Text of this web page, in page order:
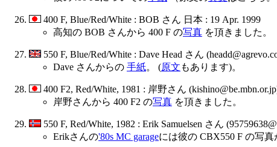
400 F, Blue/Red/White : BOB さん 日本 : 19 Apr. 1999
高知の BOB さんから 400 F の写真 を頂きました。
550 F, Blue/Red/White : Dave Head さん
Dave さんからの 手紙。 (原文 もあります)。
400 F2, Red/White, 1981 : 岸野さん
岸野さんから 400 F2 の写真 を頂きました。
550 F, Red/White, 1982 : Erik Samuelsen さん
Erikさんの'80s MC garageには彼の CBX550 F の写真